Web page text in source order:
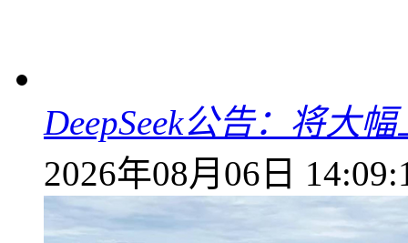
DeepSeek公告：将大
2026年08月06日